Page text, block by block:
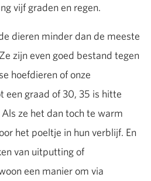
vijf graden en regen.
dieren minder dan de meeste
zijn even goed bestand tegen
hoefdieren of onze
een graad of 30, 35 is hitte
ze het dan toch te warm
het poeltje in hun verblijf. En
van uitputting of
een manier om via